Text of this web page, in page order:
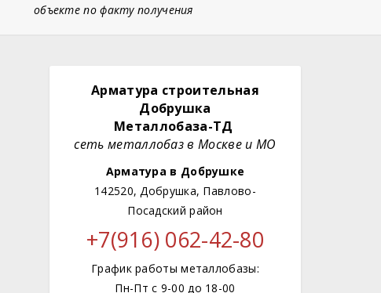
объекте по факту получения
Арматура строительная
Добрушка
Металлобаза-ТД
сеть металлобаз в Москве и МО
Арматура в Добрушке
142520, Добрушка, Павлово-
Посадский район
+7(916) 062-42-80
График работы металлобазы:
Пн-Пт с 9-00 до 18-00